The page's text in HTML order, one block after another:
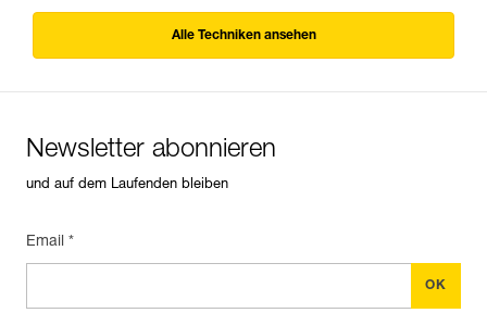
Alle Techniken ansehen
Newsletter abonnieren
und auf dem Laufenden bleiben
Email *